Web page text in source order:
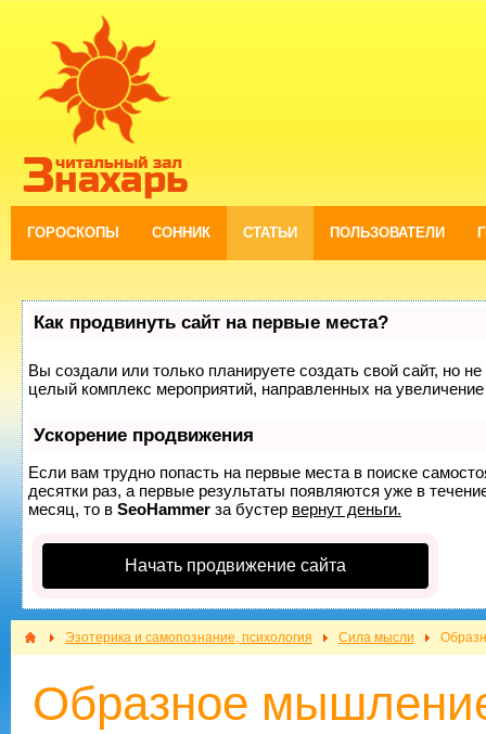
ГОРОСКОПЫ СОННИК СТАТЬИ ПОЛЬЗОВАТЕЛИ
Как продвинуть сайт на первые места?
Вы создали или только планируете создать свой сайт, но
целый комплекс мероприятий, направленных на
Ускорение продвижения
Если вам трудно попасть на первые места в поиске
десятки раз, а первые результаты появляются уже в
месяц, то в SeoHammerза бустер вернут деньги.
Начать продвижение сайта
Эзотерика и самопознание, психология Сила мысли
Образное